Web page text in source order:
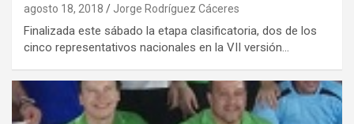
agosto 18, 2018 Jorge Rodríguez Cáceres
Finalizada este sábado la etapa clasificatoria, dos de los
cinco representativos nacionales en la VII versión…